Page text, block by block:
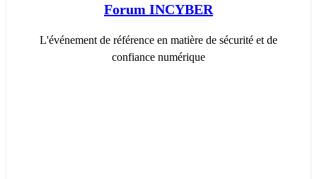
Forum INCYBER
L'événement de référence en matière de sécurité et de
confiance numérique